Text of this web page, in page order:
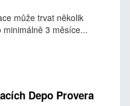
může trvat několik
3 měsíce...
Depo Provera